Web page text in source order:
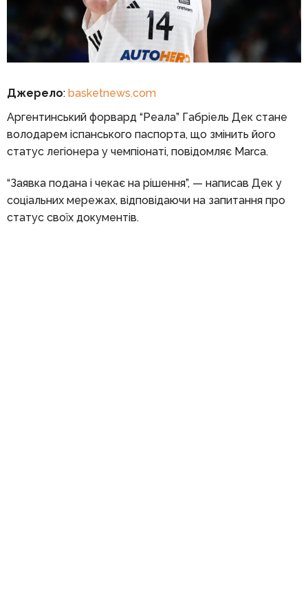
Джерело: basketnews.com
Аргентинський форвард “Реала” Габріель Дек стане
володарем іспанського паспорта, що змінить його
статус легіонера у чемпіонаті, повідомляє Marca.
“Заявка подана і чекає на рішення”, — написав Дек у
соціальних мережах, відповідаючи на запитання про
статус своїх документів.